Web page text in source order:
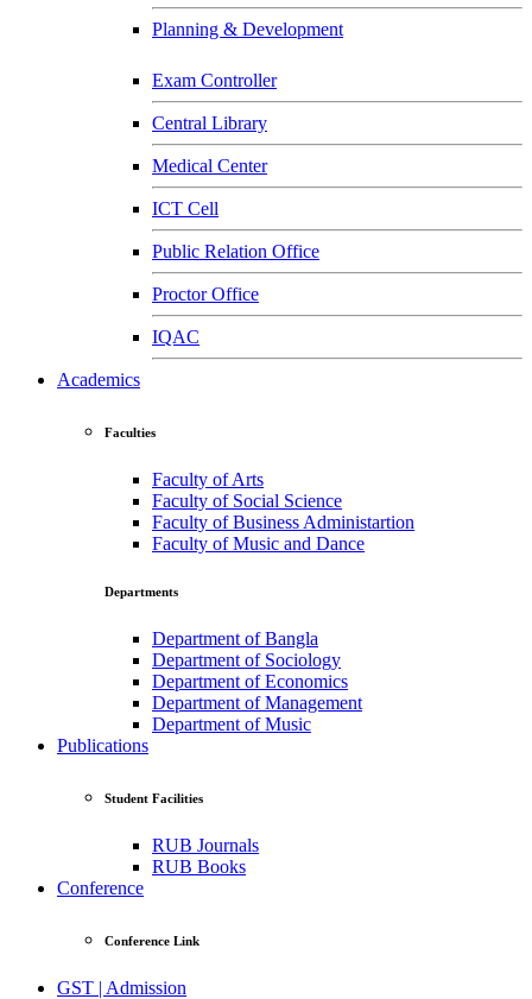
Planning & Development
Exam Controller
Central Library
Medical Center
ICT Cell
Public Relation Office
Proctor Office
IQAC
Academics
Faculties
Faculty of Arts
Faculty of Social Science
Faculty of Business Administartion
Faculty of Music and Dance
Departments
Department of Bangla
Department of Sociology
Department of Economics
Department of Management
Department of Music
Publications
Student Facilities
RUB Journals
RUB Books
Conference
Conference Link
GST | Admission